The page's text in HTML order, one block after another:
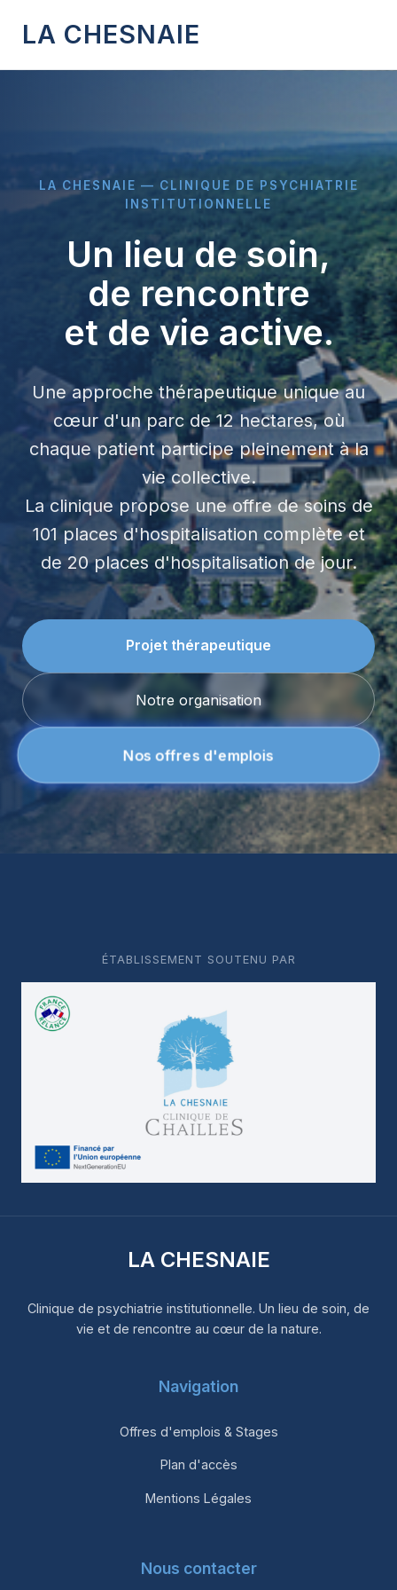
LA CHESNAIE
LA CHESNAIE — CLINIQUE DE PSYCHIATRIE
INSTITUTIONNELLE
Un lieu de soin,
de rencontre
et de vie active.
Une approche thérapeutique unique au
cœur d'un parc de 12 hectares, où
chaque patient participe pleinement à la
vie collective.
La clinique propose une offre de soins de
101 places d'hospitalisation complète et
de 20 places d'hospitalisation de jour.
Projet thérapeutique
Notre organisation
Nos offres d'emplois
ÉTABLISSEMENT SOUTENU PAR
LA CHESNAIE
Clinique de psychiatrie institutionnelle. Un lieu de soin, de
vie et de rencontre au cœur de la nature.
Navigation
Offres d'emplois & Stages
Plan d'accès
Mentions Légales
Nous contacter